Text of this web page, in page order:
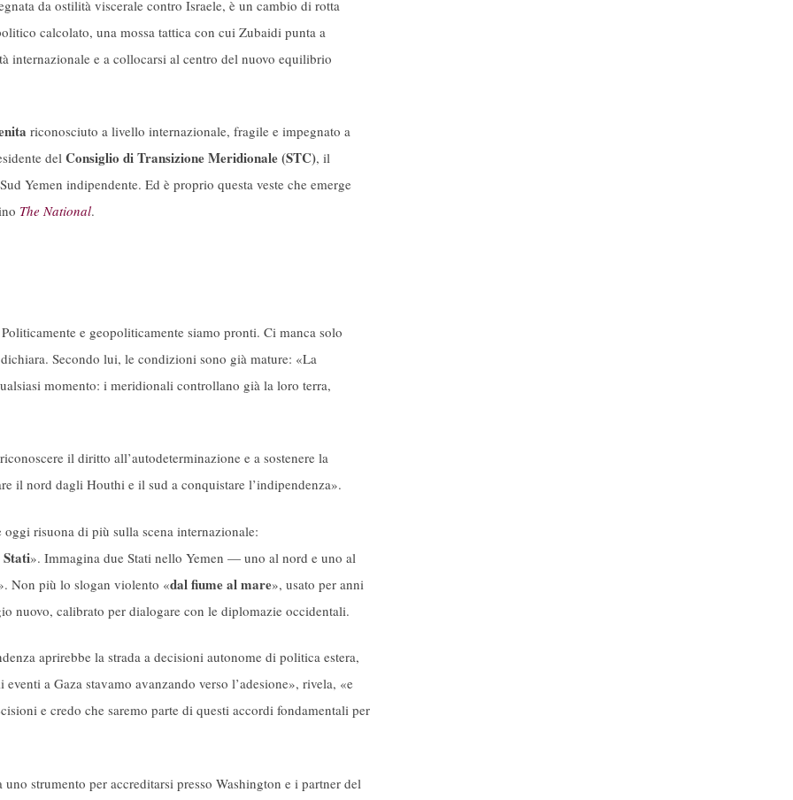
da ostilità viscerale contro Israele, è un cambio di rotta
calcolato, una mossa tattica con cui Zubaidi punta a
internazionale e a collocarsi al centro del nuovo equilibrio
riconosciuto a livello internazionale, fragile e impegnato a
del Consiglio di Transizione Meridionale (STC), il
Yemen indipendente. Ed è proprio questa veste che emerge
The National.
e geopoliticamente siamo pronti. Ci manca solo
Secondo lui, le condizioni sono già mature: «La
momento: i meridionali controllano già la loro terra,
il diritto all’autodeterminazione e a sostenere la
il nord dagli Houthi e il sud a conquistare l’indipendenza».
risuona di più sulla scena internazionale:
Stati». Immagina due Stati nello Yemen — uno al nord e uno al
Non più lo slogan violento «dal fiume al mare», usato per anni
nuovo, calibrato per dialogare con le diplomazie occidentali.
aprirebbe la strada a decisioni autonome di politica estera,
a Gaza stavamo avanzando verso l’adesione», rivela, «e
e credo che saremo parte di questi accordi fondamentali per
uno strumento per accreditarsi presso Washington e i partner del